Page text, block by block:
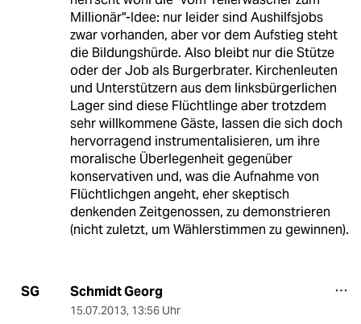
Millionär"-Idee: nur leider sind Aushilfsjobs
zwar vorhanden, aber vor dem Aufstieg steht
die Bildungshürde. Also bleibt nur die Stütze
oder der Job als Burgerbrater. Kirchenleuten
und Unterstützern aus dem linksbürgerlichen
Lager sind diese Flüchtlinge aber trotzdem
sehr willkommene Gäste, lassen die sich doch
hervorragend instrumentalisieren, um ihre
moralische Überlegenheit gegenüber
konservativen und, was die Aufnahme von
Flüchtlichgen angeht, eher skeptisch
denkenden Zeitgenossen, zu demonstrieren
(nicht zuletzt, um Wählerstimmen zu gewinnen).
SG Schmidt Georg
15.07.2013, 13:56 Uhr